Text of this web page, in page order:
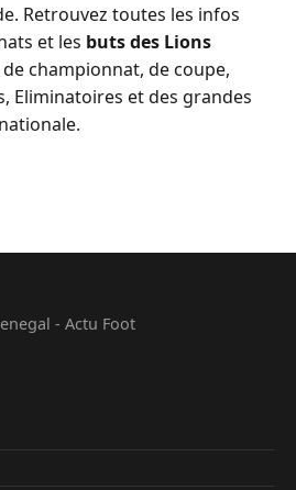
Retrouvez toutes les infos
et les buts des Lions
championnat, de coupe,
Eliminatoires et des grandes
- Actu Foot